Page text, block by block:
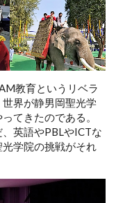
教育というリベラ
界が静男岡聖光学
てきたのである。
英語やPBLやICTな
学院の挑戦がそれ